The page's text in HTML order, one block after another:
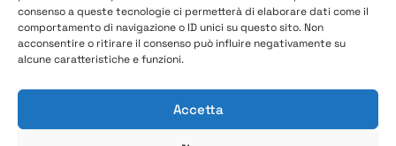
consenso a queste tecnologie ci permetterà di elaborare dati come il
comportamento di navigazione o ID unici su questo sito. Non
acconsentire o ritirare il consenso può influire negativamente su
alcune caratteristiche e funzioni.
Accetta
Newsletter
Rimaniamo in contatto